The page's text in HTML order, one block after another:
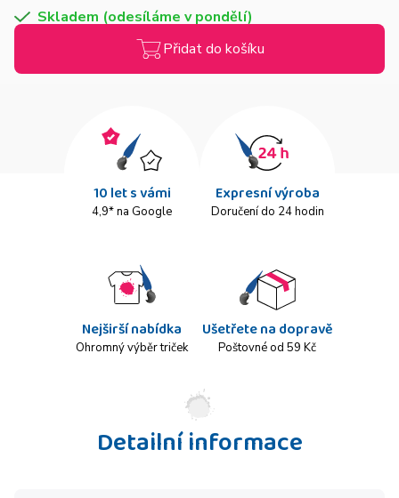
Skladem (odesíláme v pondělí)
Přidat do košíku
10 let s vámi
4,9* na Google
Expresní výroba
Doručení do 24 hodin
Nejširší nabídka
Ohromný výběr triček
Ušetřete na dopravě
Poštovné od 59 Kč
Detailní informace